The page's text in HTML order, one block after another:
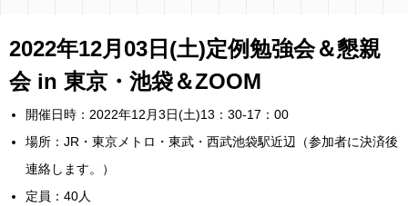
2022年12月03日(土)定例勉強会＆懇親
会 in 東京・池袋＆ZOOM
開催日時：2022年12月3日(土)13：30-17：00
場所：JR・東京メトロ・東武・西武池袋駅近辺（参加者に決済後
連絡します。）
定員：40人